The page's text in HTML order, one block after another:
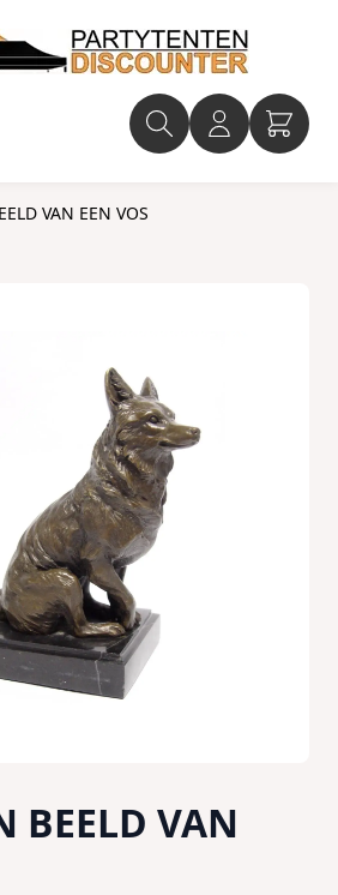
VAN EEN VOS
BEELD VAN